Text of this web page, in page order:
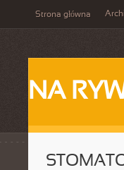
Strona główna
NA